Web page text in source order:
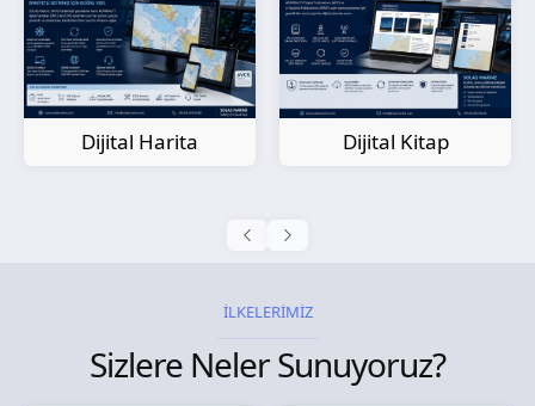
Dijital Kitap
Kağıt Harita
İLKELERİMİZ
Sizlere Neler Sunuyoruz?